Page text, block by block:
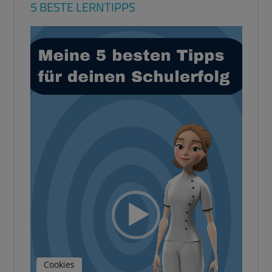
5 BESTE LERNTIPPS
Video-
Player
Cookies